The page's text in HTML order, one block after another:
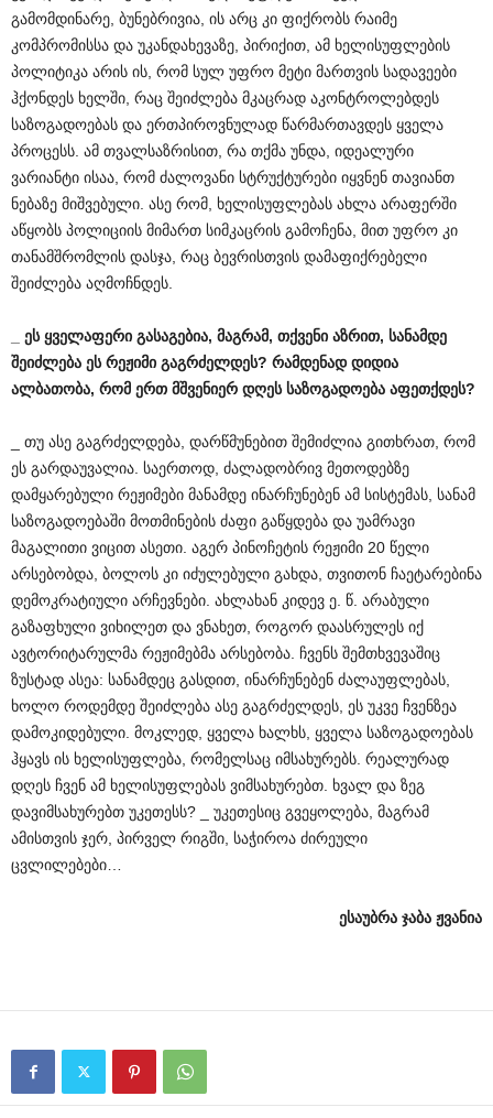
გამომდინარე, ბუნებრივია, ის არც კი ფიქრობს რაიმე
კომპრომისსა და უკანდახევაზე, პირიქით, ამ ხელისუფლების
პოლიტიკა არის ის, რომ სულ უფრო მეტი მართვის სადავეები
ჰქონდეს ხელში, რაც შეიძლება მკაცრად აკონტროლებდეს
საზოგადოებას და ერთპიროვნულად წარმართავდეს ყველა
პროცესს. ამ თვალსაზრისით, რა თქმა უნდა, იდეალური
ვარიანტი ისაა, რომ ძალოვანი სტრუქტურები იყვნენ თავიანთ
ნებაზე მიშვებული. ასე რომ, ხელისუფლებას ახლა არაფერში
აწყობს პოლიციის მიმართ სიმკაცრის გამოჩენა, მით უფრო კი
თანამშრომლის დასჯა, რაც ბევრისთვის დამაფიქრებელი
შეიძლება აღმოჩნდეს.
ეს ყველაფერი გასაგებია, მაგრამ, თქვენი აზრით, სანამდე
შეიძლება ეს რეჟიმი გაგრძელდეს? რამდენად დიდია
ალბათობა, რომ ერთ მშვენიერ დღეს საზოგადოება აფეთქდეს?
_ თუ ასე გაგრძელდება, დარწმუნებით შემიძლია გითხრათ, რომ
ეს გარდაუვალია. საერთოდ, ძალადობრივ მეთოდებზე
დამყარებული რეჟიმები მანამდე ინარჩუნებენ ამ სისტემას, სანამ
საზოგადოებაში მოთმინების ძაფი გაწყდება და უამრავი
მაგალითი ვიცით ასეთი. აგერ პინოჩეტის რეჟიმი 20 წელი
არსებობდა, ბოლოს კი იძულებული გახდა, თვითონ ჩაეტარებინა
დემოკრატიული არჩევნები. ახლახან კიდევ ე. წ. არაბული
გაზაფხული ვიხილეთ და ვნახეთ, როგორ დაასრულეს იქ
ავტორიტარულმა რეჟიმებმა არსებობა. ჩვენს შემთხვევაშიც
ზუსტად ასეა: სანამდეც გასდით, ინარჩუნებენ ძალაუფლებას,
ხოლო როდემდე შეიძლება ასე გაგრძელდეს, ეს უკვე ჩვენზეა
დამოკიდებული. მოკლედ, ყველა ხალხს, ყველა საზოგადოებას
ჰყავს ის ხელისუფლება, რომელსაც იმსახურებს. რეალურად
დღეს ჩვენ ამ ხელისუფლებას ვიმსახურებთ. ხვალ და ზეგ
დავიმსახურებთ უკეთესს? _ უკეთესიც გვეყოლება, მაგრამ
ამისთვის ჯერ, პირველ რიგში, საჭიროა ძირეული
ცვლილებები…
ესაუბრა ჯაბა ჟვანია